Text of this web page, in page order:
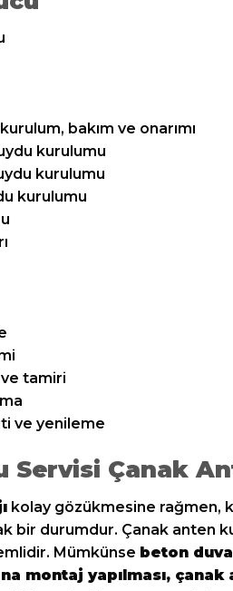
bakım ve onarımı
kurulumu
kurulumu
kurulumu
tamiri
ve yenileme
Servisi Çanak
kolay gözükmesine rağmen,
bir durumdur. Çanak anten
Mümkünse beton
montaj yapılması, çanak